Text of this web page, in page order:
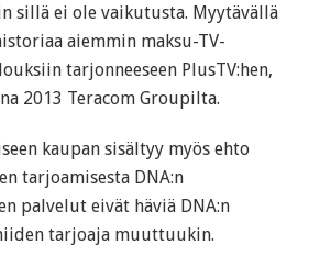
sillä ei ole vaikutusta. Myytävällä
aiemmin maksu-TV-
tarjonneeseen PlusTV:hen,
2013 Teracom Groupilta.
kaupan sisältyy myös ehto
tarjoamisesta DNA:n
palvelut eivät häviä DNA:n
tarjoaja muuttuukin.